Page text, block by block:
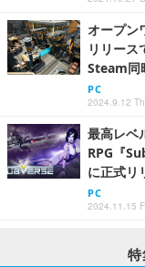
オープン
リリース
Steam同
PC
2024.9.12
最高レベ
RPG『
に正式リ
PC
2024.11.15
特